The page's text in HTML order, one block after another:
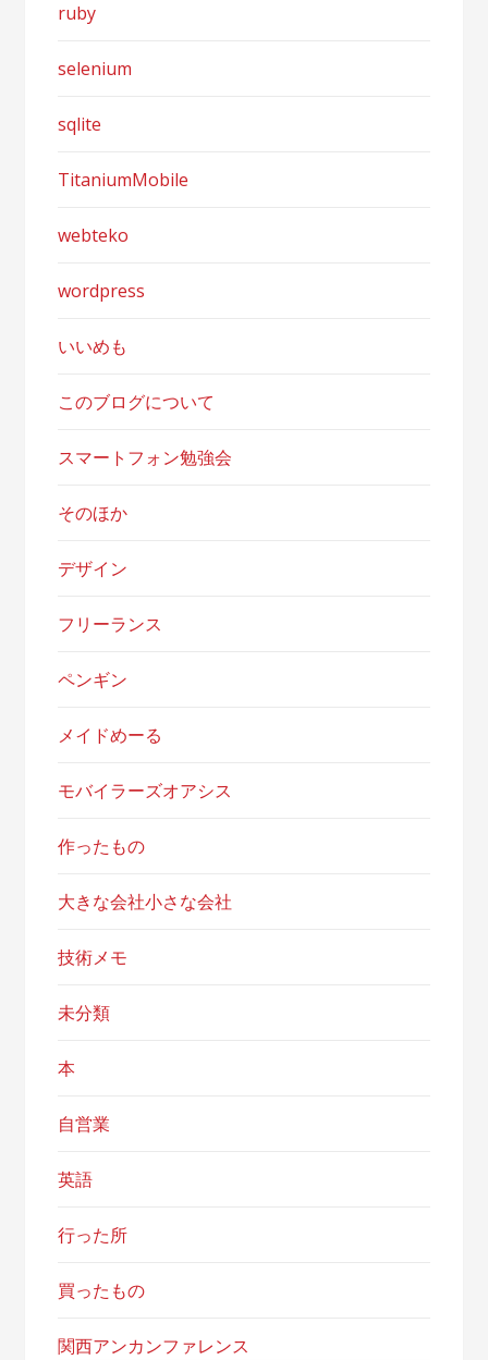
ruby
selenium
sqlite
TitaniumMobile
webteko
wordpress
いいめも
このブログについて
スマートフォン勉強会
そのほか
デザイン
フリーランス
ペンギン
メイドめーる
モバイラーズオアシス
作ったもの
大きな会社小さな会社
技術メモ
未分類
本
自営業
英語
行った所
買ったもの
関西アンカンファレンス